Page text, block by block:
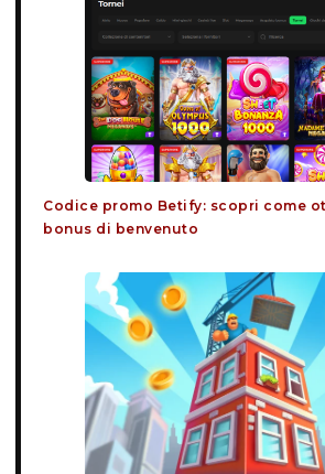
Codice promo Betify: scopri come
bonus di benvenuto